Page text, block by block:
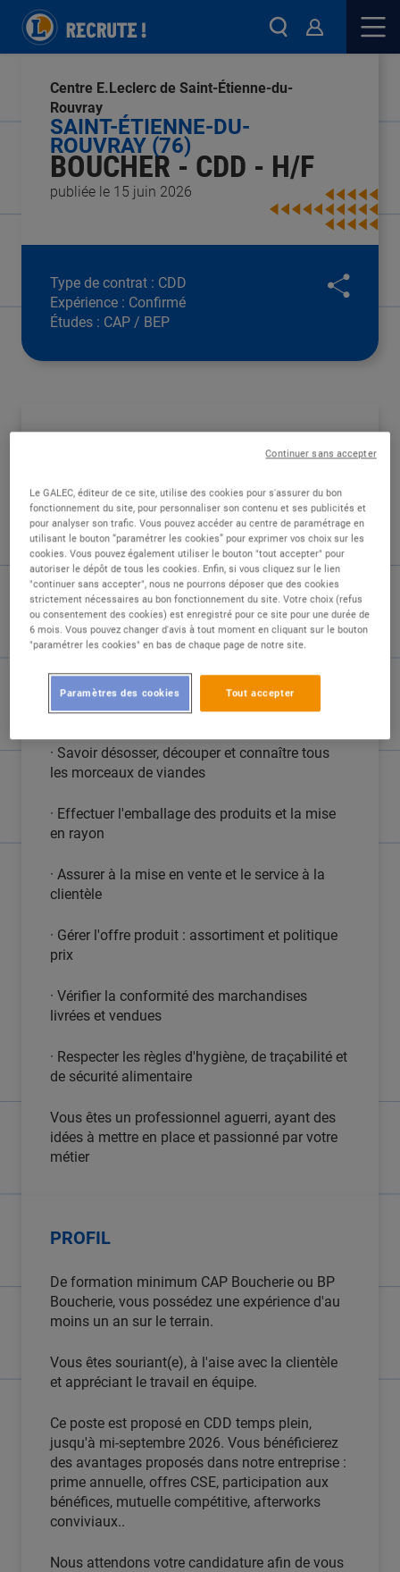
publiée le 15 juin 2026
BOUCHER - CDD - H/F
SAINT-ÉTIENNE-DU-
ROUVRAY (76)
Centre E.Leclerc de Saint-Étienne-du-
Rouvray
Type de contrat : CDD
Expérience : Confirmé
Études : CAP / BEP
Nous recherchons un boucher confirmé H/F
pour compléter notre équipe déjà en place et
qui comporte 4 bouchers.
Notre responsable boucherie vous
accompagnera lors de votre intégration afin de
découvrir notre façon de fonctionner et les
règles de l'entreprise.
Vous participerez aux missions suivantes :
· Confectionner les produits mis en vente
· Savoir désosser, découper et connaître tous
les morceaux de viandes
· Effectuer l'emballage des produits et la mise
en rayon
· Assurer à la mise en vente et le service à la
clientèle
· Gérer l'offre produit : assortiment et politique
prix
· Vérifier la conformité des marchandises
livrées et vendues
· Respecter les règles d'hygiène, de traçabilité et
de sécurité alimentaire
Vous êtes un professionnel aguerri, ayant des
idées à mettre en place et passionné par votre
métier
PROFIL
De formation minimum CAP Boucherie ou BP
Boucherie, vous possédez une expérience d'au
moins un an sur le terrain.
Vous êtes souriant(e), à l'aise avec la clientèle
et appréciant le travail en équipe.
Ce poste est proposé en CDD temps plein,
jusqu'à mi-septembre 2026. Vous bénéficierez
des avantages proposés dans notre entreprise :
prime annuelle, offres CSE, participation aux
bénéfices, mutuelle compétitive, afterworks
conviviaux..
Nous attendons votre candidature afin de vous
Le GALEC, éditeur de ce site, utilise des cookies pour s'assurer du bon
fonctionnement du site, pour personnaliser son contenu et ses publicités et
pour analyser son trafic. Vous pouvez accéder au centre de paramétrage en
utilisant le bouton “paramétrer les cookies” pour exprimer vos choix sur les
cookies. Vous pouvez également utiliser le bouton "tout accepter" pour
autoriser le dépôt de tous les cookies. Enfin, si vous cliquez sur le lien
"continuer sans accepter", nous ne pourrons déposer que des cookies
strictement nécessaires au bon fonctionnement du site. Votre choix (refus
ou consentement des cookies) est enregistré pour ce site pour une durée de
6 mois. Vous pouvez changer d'avis à tout moment en cliquant sur le bouton
"paramétrer les cookies" en bas de chaque page de notre site.
Tout accepter
Paramètres des cookies
Continuer sans accepter